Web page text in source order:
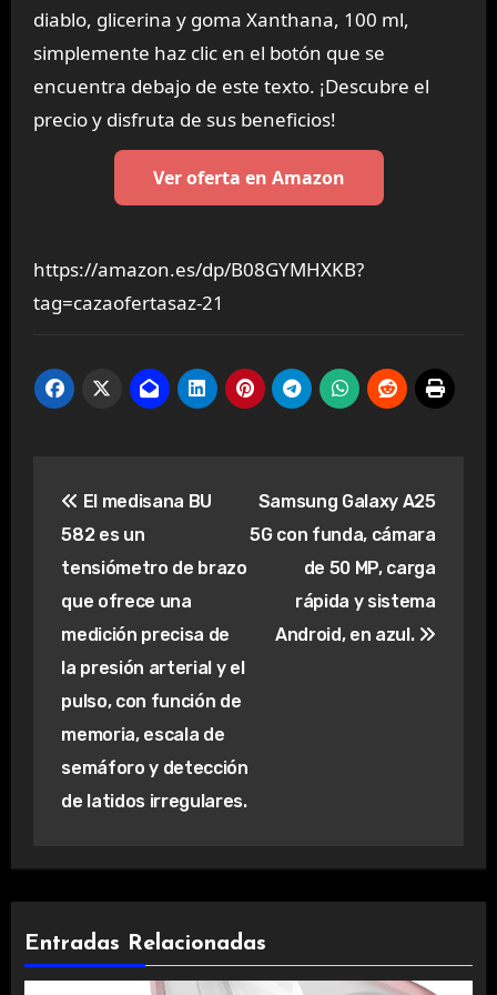
diablo, glicerina y goma Xanthana, 100 ml,
simplemente haz clic en el botón que se
encuentra debajo de este texto. ¡Descubre el
precio y disfruta de sus beneficios!
Ver oferta en Amazon
https://amazon.es/dp/B08GYMHXKB?
tag=cazaofertasaz-21
de
entradas
El medisana BU
582 es un
tensiómetro de brazo
que ofrece una
medición precisa de
la presión arterial y el
pulso, con función de
memoria, escala de
semáforo y detección
de latidos irregulares.
Samsung Galaxy A25
5G con funda, cámara
de 50 MP, carga
rápida y sistema
Android, en azul.
Entradas Relacionadas